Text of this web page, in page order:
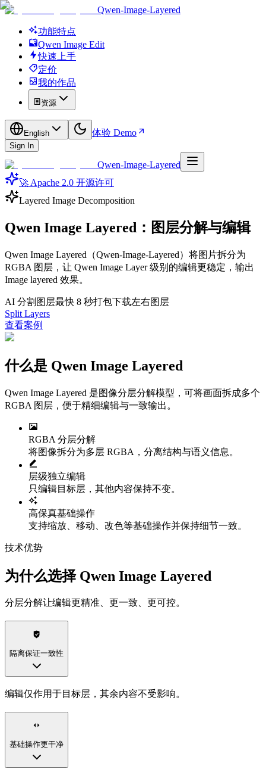
Qwen-Image-Layered
功能特点
Qwen Image Edit
快速上手
定价
我的作品
资源
English 体验 Demo
Sign In
Qwen-Image-Layered
🚀 Apache 2.0 开源许可
Layered Image Decomposition
Qwen Image Layered ：图层分解与编辑
Qwen Image Layered（Qwen-Image-Layered）将图片拆分为
RGBA 图层，让 Qwen Image Layer 级别的编辑更稳定，输出
Image layered 效果。
AI 分割图层最快 8 秒打包下载左右图层
Split Layers
查看案例
什么是 Qwen Image Layered
Qwen Image Layered 是图像分层分解模型，可将画面拆成多个
RGBA 图层，便于精细编辑与一致输出。
RGBA 分层分解
将图像拆分为多层 RGBA，分离结构与语义信息。
层级独立编辑
只编辑目标层，其他内容保持不变。
高保真基础操作
支持缩放、移动、改色等基础操作并保持细节一致。
技术优势
为什么选择 Qwen Image Layered
分层分解让编辑更精准、更一致、更可控。
隔离保证一致性
编辑仅作用于目标层，其余内容不受影响。
基础操作更干净